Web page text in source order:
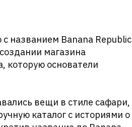
названием Banana Republic
магазина
которую основатели
вещи в стиле сафари,
каталог с историями о